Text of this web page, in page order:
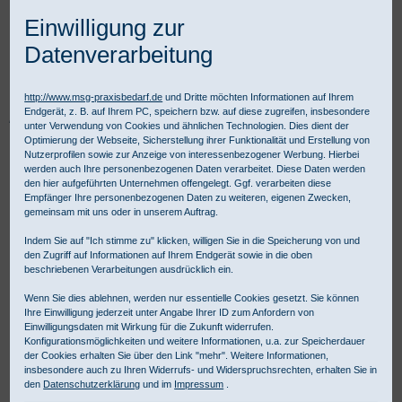
Praxisbedarf Shop Diagnostik
Fachspezifische Diagnostik
Ophthalmologie
Ophthalmologie-Zubehör
HEINE Hartschalenetui für C-262 / C-145
Einwilligung zur
Datenverarbeitung
http://www.msg-praxisbedarf.de und Dritte möchten Informationen auf Ihrem
Endgerät, z. B. auf Ihrem PC, speichern bzw. auf diese zugreifen, insbesondere
unter Verwendung von Cookies und ähnlichen Technologien. Dies dient der
Optimierung der Webseite, Sicherstellung ihrer Funktionalität und Erstellung von
Nutzerprofilen sowie zur Anzeige von interessenbezogener Werbung. Hierbei
werden auch Ihre personenbezogenen Daten verarbeitet. Diese Daten werden
den hier aufgeführten Unternehmen offengelegt. Ggf. verarbeiten diese
Empfänger Ihre personenbezogenen Daten zu weiteren, eigenen Zwecken,
gemeinsam mit uns oder in unserem Auftrag.
Indem Sie auf "Ich stimme zu" klicken, willigen Sie in die Speicherung von und
den Zugriff auf Informationen auf Ihrem Endgerät sowie in die oben
beschriebenen Verarbeitungen ausdrücklich ein.
Wenn Sie dies ablehnen, werden nur essentielle Cookies gesetzt. Sie können
Ihre Einwilligung jederzeit unter Angabe Ihrer ID zum Anfordern von
Einwilligungsdaten mit Wirkung für die Zukunft widerrufen.
Konfigurationsmöglichkeiten und weitere Informationen, u.a. zur Speicherdauer
der Cookies erhalten Sie über den Link "mehr". Weitere Informationen,
insbesondere auch zu Ihren Widerrufs- und Widerspruchsrechten, erhalten Sie in
den Datenschutzerklärung und im Impressum